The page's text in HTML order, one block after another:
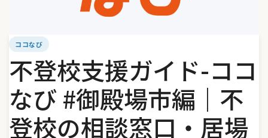
ココなび
不登校支援ガイド-ココ
なび #御殿場市編｜不
登校の相談窓口・居場